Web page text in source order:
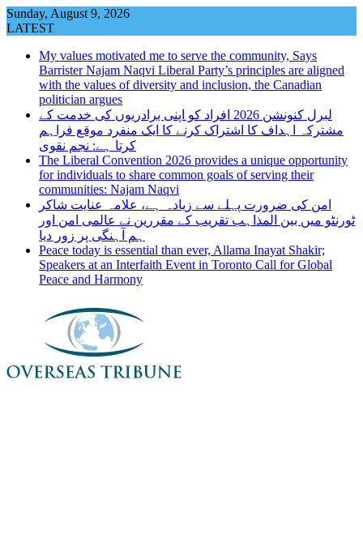
Skip
to
Sunday, August 9, 2026
LATEST
My values motivated me to serve the community, Says
Barrister Najam Naqvi Liberal Party’s principles are aligned
with the values of diversity and inclusion, the Canadian
politician argues
لبرل کنونشن 2026 افراد کو اپنی برادریوں کی خدمت کے
مشترکہ اہداف کا اشتراک کرنے کا ایک منفرد موقع فراہم
کرتا ہے: نجم نقوی
The Liberal Convention 2026 provides a unique opportunity
for individuals to share common goals of serving their
communities: Najam Naqvi
امن کی ضرورت پہلے سے زیادہ ہے، علامہ عنایت شاکر
ٹورنٹو میں بین المذاہب تقریب کے مقررین نے عالمی امن اور
ہم آہنگی پر زور دیا
Peace today is essential than ever, Allama Inayat Shakir;
Speakers at an Interfaith Event in Toronto Call for Global
Peace and Harmony